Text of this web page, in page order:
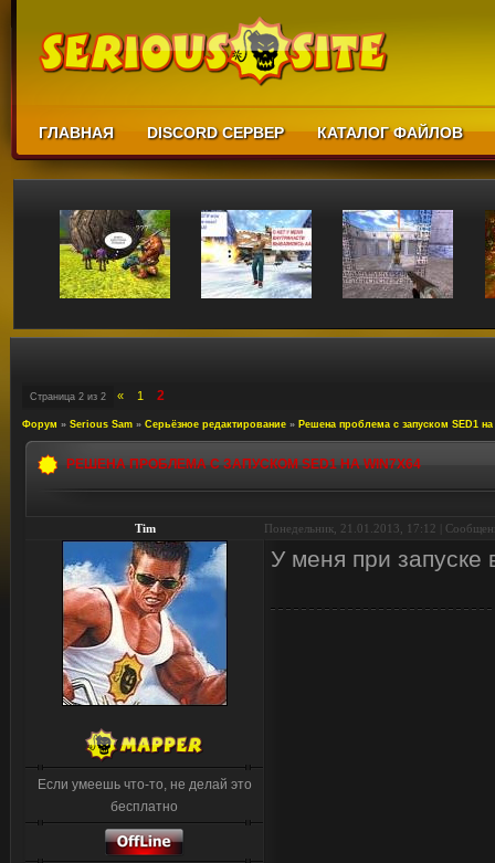
ГЛАВНАЯ DISCORD СЕРВЕР КАТАЛОГ ФАЙЛОВ
Страница 2 из 2 « 1 2
Форум » Serious Sam » Серьёзное редактирование » Решена проблема с запуском SED1
РЕШЕНА ПРОБЛЕМА С ЗАПУСКОМ SED1 НА WIN7X64
Tim Понедельник, 21.01.2013, 17:12 |
Если умеешь что-то, не делай это
бесплатно
У меня при